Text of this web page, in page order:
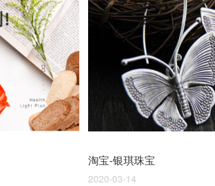
淘宝-银琪珠宝
2020-03-14